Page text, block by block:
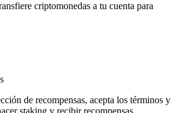
criptomonedas a tu cuenta para
de recompensas, acepta los términos y